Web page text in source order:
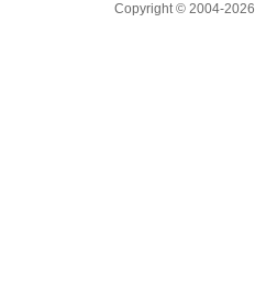
Copyright © 2004-2026